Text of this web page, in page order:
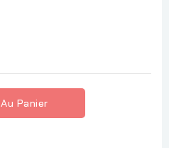
Panier